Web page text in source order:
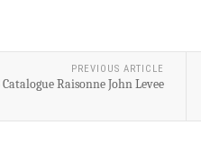
PREVIOUS ARTICLE
Catalogue Raisonne John Levee